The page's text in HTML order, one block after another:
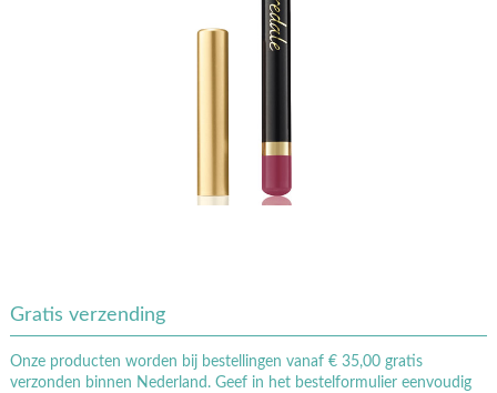
Gratis verzending
Onze producten worden bij bestellingen vanaf € 35,00 gratis
verzonden binnen Nederland. Geef in het bestelformulier eenvoudig